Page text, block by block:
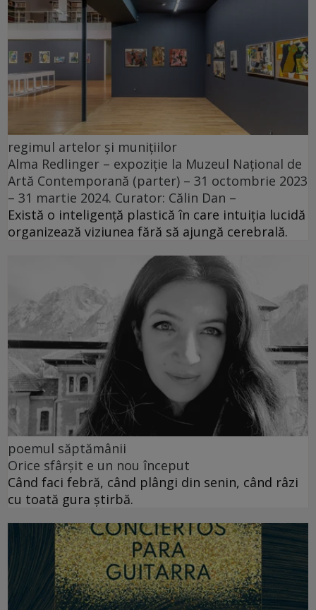
regimul artelor și munițiilor
Alma Redlinger – expoziție la Muzeul Național de
Artă Contemporană (parter) – 31 octombrie 2023
– 31 martie 2024. Curator: Călin Dan –
Există o inteligență plastică în care intuiția lucidă
organizează viziunea fără să ajungă cerebrală.
poemul săptămânii
Orice sfârșit e un nou început
Când faci febră, când plângi din senin, când râzi
cu toată gura știrbă.